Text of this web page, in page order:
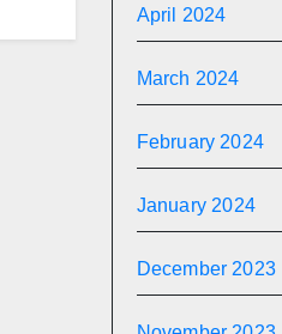
April 2024
March 2024
February 2024
January 2024
December 2023